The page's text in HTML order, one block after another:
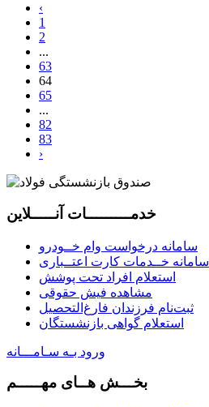
‹
1
2
...
63
64
65
...
82
83
›
خدمـــــــــات آنـــــلاین
سامانه درخواست وام خــودرو
سامانه خــدمات کارت اعتــباری
استعلام افراد تحت پوشش
مشاهده فیش حقوقی
ثبت‌نام فرزندان فارغ‌التحصيل
استعلام گواهی بازنشستگان
ورود بـه سـامـــانه
بخـــش هــای مهـــــم